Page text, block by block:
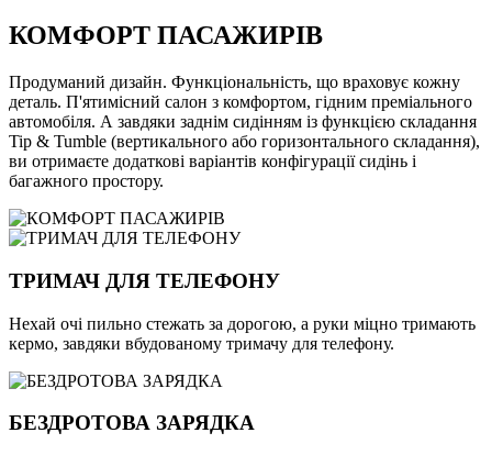
КОМФОРТ ПАСАЖИРІВ
Продуманий дизайн. Функціональність, що враховує кожну
деталь. П'ятимісний салон з комфортом, гідним преміального
автомобіля. А завдяки заднім сидінням із функцією складання
Tip & Tumble (вертикального або горизонтального складання),
ви отримаєте додаткові варіантів конфігурації сидінь і
багажного простору.
ТРИМАЧ ДЛЯ ТЕЛЕФОНУ
Нехай очі пильно стежать за дорогою, а руки міцно тримають
кермо, завдяки вбудованому тримачу для телефону.
БЕЗДРОТОВА ЗАРЯДКА